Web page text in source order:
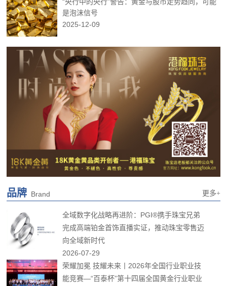
是泡沫信号
2025-12-09
品牌 Brand 更多+
全域数字化战略再进阶：PGI®携手珠宝兄弟
完成高端铂金首饰直播实证，推动珠宝零售迈
向全域新时代
2026-07-29
荣耀加冕 技耀未来丨2026年全国行业职业技
能竞赛—“百泰杯”第十四届全国黄金行业职业